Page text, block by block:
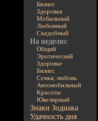
Бизнес
Здоровья
Мобильный
Любовный
Съедобный
На неделю:
Общий
Эротический
Здоровье
Бизнес
Семья, любовь
Автомобильный
Красоты
Ювелирный
Знаки Зодиака
Удачность дня